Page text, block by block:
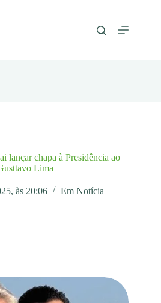
lançar chapa à Presidência ao
Lima
às 20:06 Em Notícia